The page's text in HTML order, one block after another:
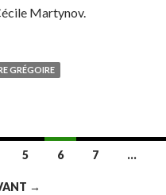
Martynov.
GRÉGOIRE
5 6 7 …
→